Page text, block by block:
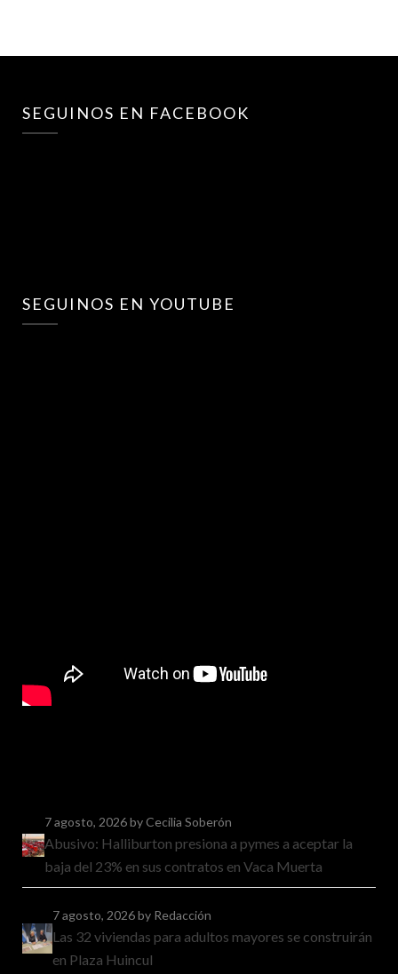
SEGUINOS EN FACEBOOK
SEGUINOS EN YOUTUBE
7 agosto, 2026by Cecilia Soberón
Abusivo: Halliburton presiona a pymes a aceptar la
baja del 23% en sus contratos en Vaca Muerta
7 agosto, 2026by Redacción
Las 32 viviendas para adultos mayores se construirán
en Plaza Huincul